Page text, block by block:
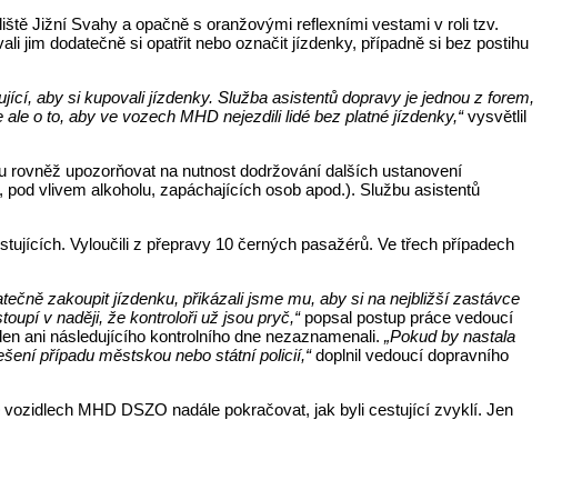
Jižní Svahy a opačně s oranžovými reflexními vestami v roli tzv.
jim dodatečně si opatřit nebo označit jízdenky, případně si bez postihu
aby si kupovali jízdenky. Služba asistentů dopravy je jednou z forem,
o to, aby ve vozech MHD nejezdili lidé bez platné jízdenky,“vysvětlil
upozorňovat na nutnost dodržování dalších ustanovení
vlivem alkoholu, zapáchajících osob apod.). Službu asistentů
Vyloučili z přepravy 10 černých pasažérů. Ve třech případech
zakoupit jízdenku, přikázali jsme mu, aby si na nejbližší zastávce
v naději, že kontroloři už jsou pryč,“popsal postup práce vedoucí
ani následujícího kontrolního dne nezaznamenali.„Pokud by nastala
případu městskou nebo státní policií,“doplnil vedoucí dopravního
MHD DSZO nadále pokračovat, jak byli cestující zvyklí. Jen